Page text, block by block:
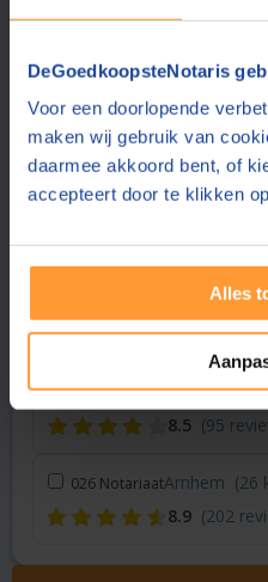
DeGoedkoopsteNotaris
Voor een doorlopende
maken wij gebruik van
daarmee akkoord bent, of
accepteert door te klikken
Alles
1 Vergelijk en
Vraag een offerte aan bij een
Tesink van Dooren Notaris
8.5
(176
Notariaat Ridderhof &
9.0 (869
Nunspeet
9.1 (505
Elan NotarissenDoesburg
8.5 (95
026 NotariaatArnhem (26
8.9 (202